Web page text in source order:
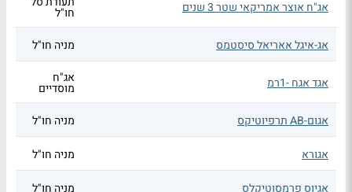
אג"ח אוצר אמריקאי שטר 3 שנים
חו"ל
אג-איגל אאריאל סיסטמס
מניה חו"ל
אגד אגח -1רמ אג"ח
מוסדיים
אגום-AB תרפיוטיקס
מניה חו"ל
אגורא מניה חו"ל
אגיוס פרמסוטיקלס מניה חו"ל